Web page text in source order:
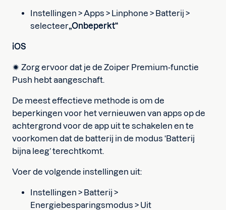
Instellingen > Apps > Linphone > Batterij >
selecteer „Onbeperkt“
iOS
🟒 Zorg ervoor dat je de Zoiper Premium-functie
Push hebt aangeschaft.
De meest effectieve methode is om de
beperkingen voor het vernieuwen van apps op de
achtergrond voor de app uit te schakelen en te
voorkomen dat de batterij in de modus ‘Batterij
bijna leeg’ terechtkomt.
Voer de volgende instellingen uit:
Instellingen > Batterij >
Energiebesparingsmodus > Uit